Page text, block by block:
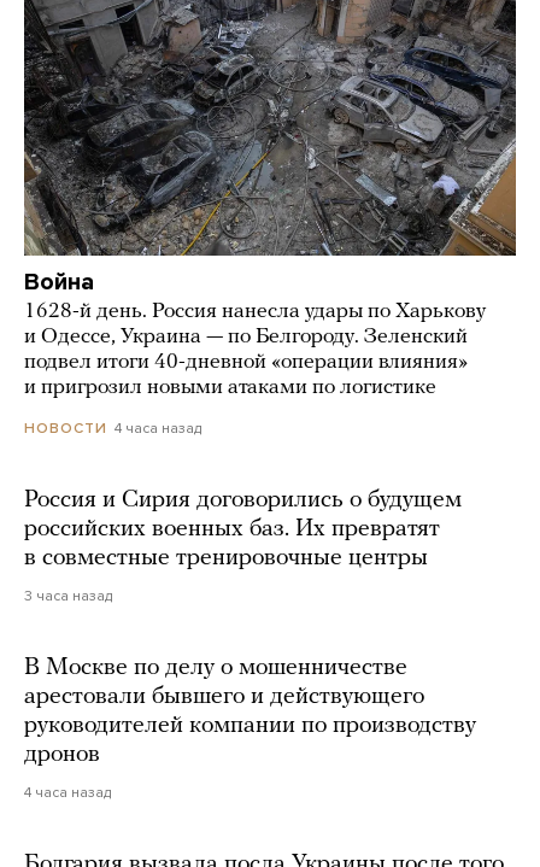
Война
1628-й день. Россия нанесла удары по Харькову
и Одессе, Украина — по Белгороду. Зеленский
подвел итоги 40-дневной «операции влияния»
и пригрозил новыми атаками по логистике
НОВОСТИ 4 часа назад
Россия и Сирия договорились о будущем
российских военных баз. Их превратят
в совместные тренировочные центры
3 часа назад
В Москве по делу о мошенничестве
арестовали бывшего и действующего
руководителей компании по производству
дронов
4 часа назад